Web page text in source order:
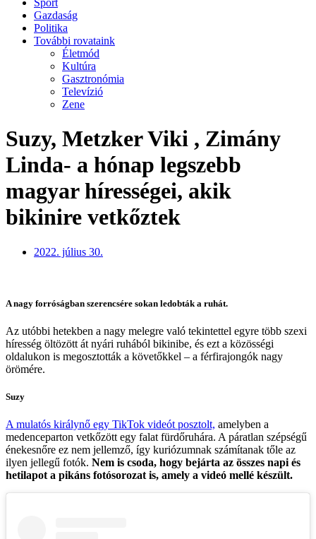
Gazdaság
Politika
További rovataink
Életmód
Kultúra
Gasztronómia
Televízió
Zene
Suzy, Metzker Viki , Zimány
Linda- a hónap legszebb
magyar hírességei, akik
bikinire vetkőztek
2022. július 30.
A nagy forróságban szerencsére sokan ledobták a ruhát.
Az utóbbi hetekben a nagy melegre való tekintettel egyre több szexi
híresség öltözött át nyári ruhából bikinibe, és ezt a közösségi
oldalukon is megosztották a követőkkel – a férfirajongók nagy
örömére.
Suzy
A mulatós királynő egy TikTok videót posztolt, amelyben a
medenceparton vetkőzött egy falat fürdőruhára. A páratlan szépségű
énekesnőre ez nem jellemző, így kuriózumnak számítanak tőle az
ilyen jellegű fotók. Nem is csoda, hogy bejárta az összes napi és
hetilapot a pikáns fotósorozat is, amely a videó mellé készült.